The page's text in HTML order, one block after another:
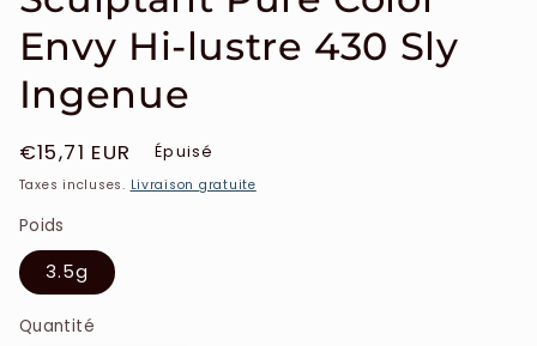
Envy Hi-lustre 430 Sly
Ingenue
Prix
habituel
€15,71 EUR Épuisé
Taxes incluses. Livraison gratuite
Poids
3.5g
Quantité